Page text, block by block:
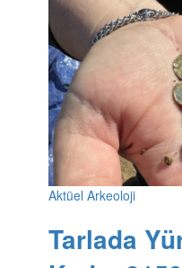
Aktüel Arkeoloji
Tarlada